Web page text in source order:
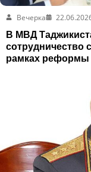
Вечерка
В МВД
сотрудничество
рамках реформы